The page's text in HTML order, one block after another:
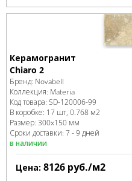
Керамогранит
Chiaro 2
Бренд: Novabell
Коллекция: Materia
Код товара: SD-120006-99
В коробке: 17 шт, 0.768 м2
Размер: 300x150 мм
Сроки доставки: 7 - 9 дней
в наличии
Цена: 8126 руб./м2